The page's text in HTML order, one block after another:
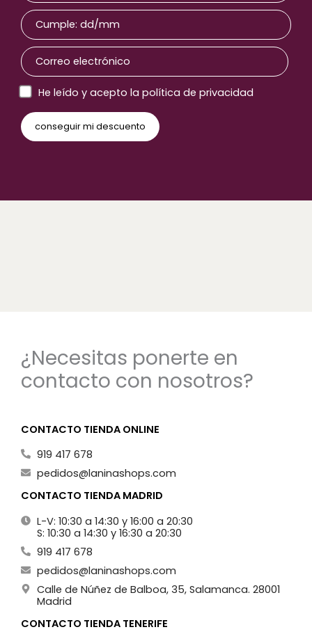
He leído y acepto la política de privacidad
¿Necesitas ponerte en
contacto con nosotros?
CONTACTO TIENDA ONLINE
919 417 678
pedidos@laninashops.com
CONTACTO TIENDA MADRID
L-V: 10:30 a 14:30 y 16:00 a 20:30
S: 10:30 a 14:30 y 16:30 a 20:30
919 417 678
pedidos@laninashops.com
Calle de Núñez de Balboa, 35, Salamanca. 28001
Madrid
CONTACTO TIENDA TENERIFE